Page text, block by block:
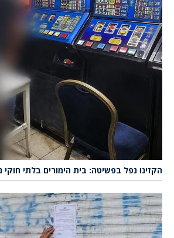
הקזינו נפל בפשיטה: בית הימורים בלתי חוקי